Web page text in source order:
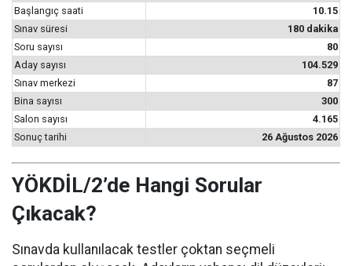
Başlangıç saati
10.15
Sınav süresi
180 dakika
Soru sayısı
80
Aday sayısı
104.529
Sınav merkezi
87
Bina sayısı
300
Salon sayısı
4.165
Sonuç tarihi
26 Ağustos 2026
YÖKDİL/2’de Hangi Sorular
Çıkacak?
Sınavda kullanılacak testler çoktan seçmeli